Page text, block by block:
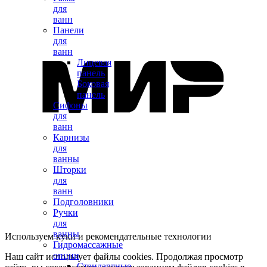
для
ванн
Панели
для
ванн
Лицевая
панель
Боковая
панель
Сифоны
для
ванн
Карнизы
для
ванны
Шторки
для
ванн
Подголовники
Ручки
для
ванны
Гидромассажные
опции
Используем куки и рекомендательные технологии
Наш сайт использует файлы cookies. Продолжая просмотр